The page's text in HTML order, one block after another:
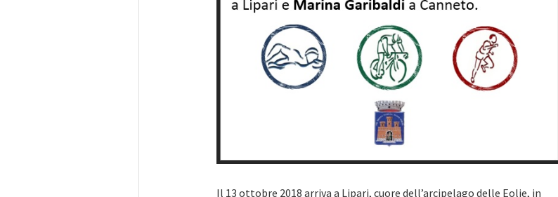
Il 13 ottobre 2018 arriva a Lipari, cuore dell’arcipelago delle Eolie, in